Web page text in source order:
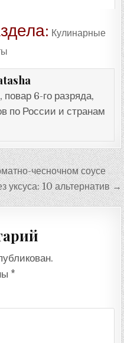
Кулинарные
6-го разряда,
по России и странам
чесночном соусе
уксуса: 10 альтернатив →
*